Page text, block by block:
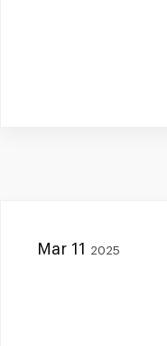
Mar 11 2025